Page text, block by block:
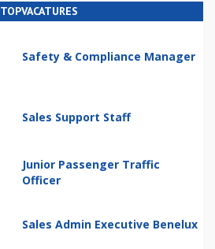
TOPVACATURES
Safety & Compliance Manager
Sales Support Staff
Junior Passenger Traffic
Officer
Sales Admin Executive Benelux